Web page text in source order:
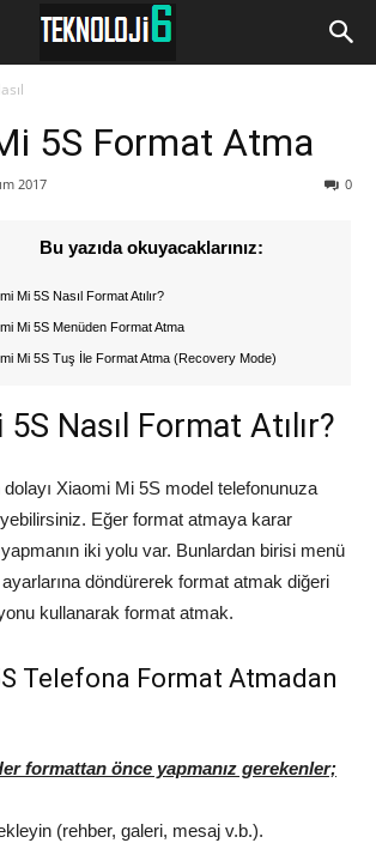
5S Format Atma
2017 0
Bu yazıda okuyacaklarınız:
Mi 5S Nasıl Format Atılır?
Mi 5S Menüden Format Atma
Mi 5S Tuş İle Format Atma (Recovery Mode)
Nasıl Format Atılır?
dolayı Xiaomi Mi 5S model telefonunuza
Eğer format atmaya karar
iki yolu var. Bunlardan birisi menü
döndürerek format atmak diğeri
kullanarak format atmak.
Telefona Format Atmadan
formattan önce yapmanız gerekenler;
(rehber, galeri, mesaj v.b.).